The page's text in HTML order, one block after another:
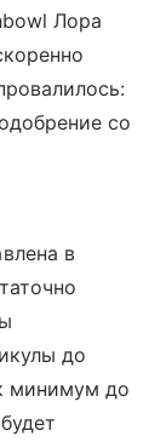
Лора
со
в
до
минимум до